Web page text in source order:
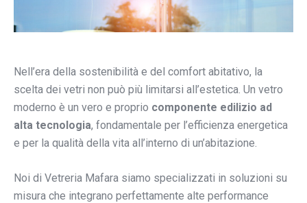
Nell’era della sostenibilità e del comfort abitativo, la
scelta dei vetri non può più limitarsi all’estetica. Un vetro
moderno è un vero e proprio componente edilizio ad
alta tecnologia, fondamentale per l’efficienza energetica
e per la qualità della vita all’interno di un’abitazione.
Noi di Vetreria Mafara siamo specializzati in soluzioni su
misura che integrano perfettamente alte performance